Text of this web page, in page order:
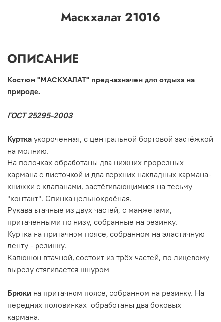
Маскхалат 21016
ОПИСАНИЕ
Костюм "МАСКХАЛАТ" предназначен для отдыха на
природе.
ГОСТ 25295-2003
Куртка укороченная, с центральной бортовой застёжкой
на молнию.
На полочках обработаны два нижних прорезных
кармана с листочкой и два верхних накладных кармана-
книжки с клапанами, застёгивающимися на тесьму
"контакт". Спинка цельнокроёная.
Рукава втачные из двух частей, с манжетами,
притаченными по низу, собранные на резинку.
Куртка на притачном поясе, собранном на эластичную
ленту - резинку.
Капюшон втачной, состоит из трёх частей, по лицевому
вырезу стягивается шнуром.
Брюки на притачном поясе, собранном на резинку. На
передних половинках обработаны два боковых
кармана.